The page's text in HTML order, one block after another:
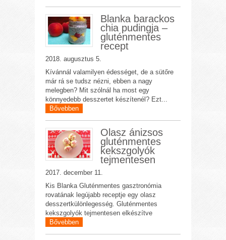
Blanka barackos
chia pudingja –
gluténmentes
recept
2018. augusztus 5.
Kívánnál valamilyen édességet, de a sütőre
már rá se tudsz nézni, ebben a nagy
melegben? Mit szólnál ha most egy
könnyedebb desszertet készítenél? Ezt...
Bővebben
Olasz ánizsos
gluténmentes
kekszgolyók
tejmentesen
2017. december 11.
Kis Blanka Gluténmentes gasztronómia
rovatának legújabb receptje egy olasz
desszertkülönlegesség. Gluténmentes
kekszgolyók tejmentesen elkészítve
Bővebben